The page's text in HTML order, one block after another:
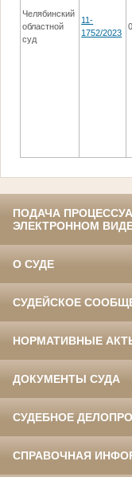
Челябинский
областной
суд
11-
1752/2023
ПОДАЧА
ЭЛЕКТРОННОМ
О СУДЕ
СУДЕЙСКОЕ
НОРМАТИВНЫЕ
ДОКУМЕНТЫ СУДА
СУДЕБНОЕ
СПРАВОЧНАЯ